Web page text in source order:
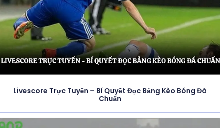
Livescore Trực Tuyến – Bí Quyết Đọc Bảng Kèo Bóng Đá
Chuẩn